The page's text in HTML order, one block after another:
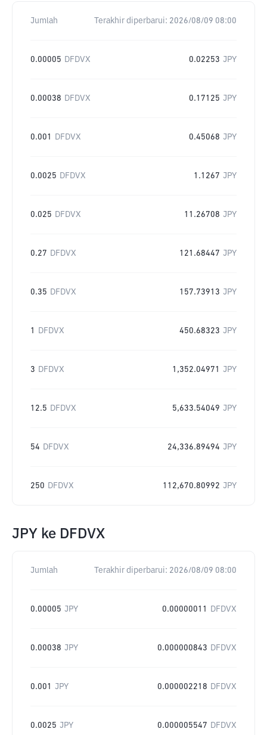
Jumlah Terakhir diperbarui: 2026/08/09 08:00
0.00005 DFDVX 0.02253 JPY
0.00038 DFDVX 0.17125 JPY
0.001 DFDVX 0.45068 JPY
0.0025 DFDVX 1.1267 JPY
0.025 DFDVX 11.26708 JPY
0.27 DFDVX 121.68447 JPY
0.35 DFDVX 157.73913 JPY
1 DFDVX 450.68323 JPY
3 DFDVX 1,352.04971 JPY
12.5 DFDVX 5,633.54049 JPY
54 DFDVX 24,336.89494 JPY
250 DFDVX 112,670.80992 JPY
JPY ke DFDVX
Jumlah Terakhir diperbarui: 2026/08/09 08:00
0.00005 JPY 0.00000011 DFDVX
0.00038 JPY 0.000000843 DFDVX
0.001 JPY 0.000002218 DFDVX
0.0025 JPY 0.000005547 DFDVX